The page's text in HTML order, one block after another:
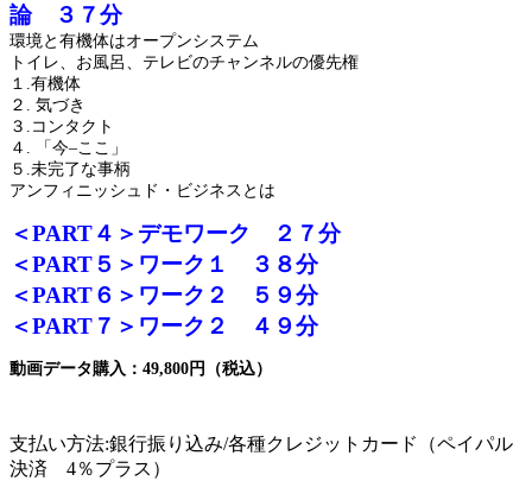
論 ３７分
環境と有機体はオープンシステム
トイレ、お風呂、テレビのチャンネルの優先権
１
有機体
２
気づき
３ コンタクト
４
「今–ここ」
５ 未完了な事柄
アンフィニッシュド・ビジネスとは
＜PART４＞デモワーク ２７分
＜PART５＞ワーク１ ３８分
＜PART６＞ワーク２ ５９分
＜PART７＞ワーク２ ４９分
動画データ購入：49,800円（税込）
支払い方法:銀行振り込み/各種クレジットカード（ペイパル
決済 4％プラス）